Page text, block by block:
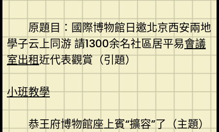
原題目：國際博物館日邀北京西安兩地
學子云上同游 請1300余名社區居平易會議
室出租近代表觀賞（引題）
小班教學
恭王府博物館座上賓“擴容”了（主題）